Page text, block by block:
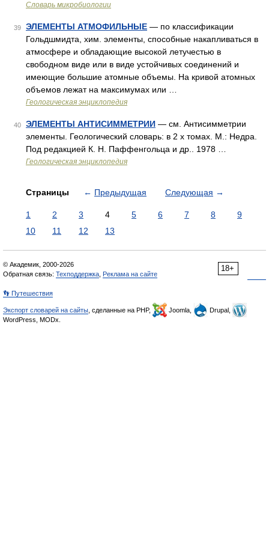
Словарь микробиологии
39 ЭЛЕМЕНТЫ ATMОФИЛЬНЫЕ — по классификации
Гольдшмидта, хим. элементы, способные накапливаться в
атмосфере и обладающие высокой летучестью в
свободном виде или в виде устойчивых соединений и
имеющие большие атомные объемы. На кривой атомных
объемов лежат на максимумах или …
Геологическая энциклопедия
40 ЭЛЕМЕНТЫ АНТИСИММЕТРИИ — см. Антисимметрии
элементы. Геологический словарь: в 2 х томах. М.: Недра.
Под редакцией К. Н. Паффенгольца и др.. 1978 …
Геологическая энциклопедия
Страницы ← Предыдущая Следующая →
1 2 3 4 5 6 7 8
9
10
11 12 13
18+
© Академик, 2000-2026
Обратная связь: Техподдержка Реклама на сайте
👣 Путешествия
Экспорт словарей на сайты , сделанные на PHP, Joomla,
Drupal,
WordPress, MODx.